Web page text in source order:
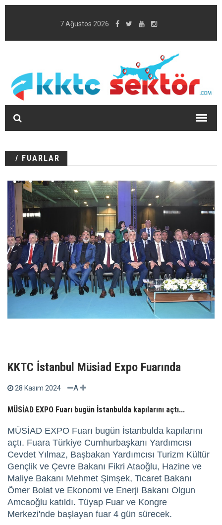
7 Ağustos 2026
/ FUARLAR
KKTC İstanbul Müsiad Expo Fuarında
28 Kasım 2024 A
MÜSİAD EXPO Fuarı bugün İstanbulda kapılarını açtı...
MÜSİAD EXPO Fuarı bugün İstanbulda kapılarını
açtı. Fuara Türkiye Cumhurbaşkanı Yardımcısı
Cevdet Yılmaz, Başbakan Yardımcısı Turizm Kültür
Gençlik ve Çevre Bakanı Fikri Ataoğlu, Hazine ve
Maliye Bakanı Mehmet Şimşek, Ticaret Bakanı
Ömer Bolat ve Ekonomi ve Enerji Bakanı Olgun
Amcaoğlu katıldı. Tüyap Fuar ve Kongre
Merkezi'nde başlayan fuar 4 gün sürecek.